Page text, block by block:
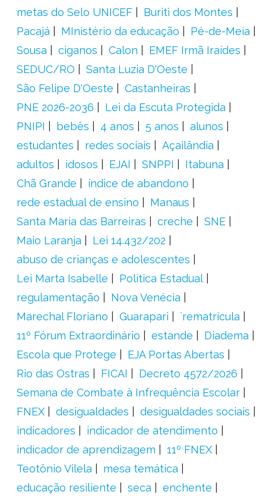
metas do Selo UNICEF
Buriti dos Montes
Pacajá
MInistério da educação
Pé-de-Meia
Sousa
ciganos Calon
EMEF Irmã Iraídes
SEDUC/RO
Santa Luzia D'Oeste
São Felipe D'Oeste
Castanheiras
PNE 2026-2036
Lei da Escuta Protegida
PNIPI
bebês 4 anos 5 anos
alunos
estudantes
redes sociais
Açailândia
adultos
idosos EJAI SNPPI
Itabuna
Chã Grande
índice de abandono
rede estadual de ensino
Manaus
Santa Maria das Barreiras
creche
SNE
Maio Laranja
Lei 14.432/202
abuso de crianças e adolescentes
Lei Marta Isabelle
Política Estadual
regulamentação
Nova Venécia
Marechal Floriano
Guarapari
´rematrícula
11º Fórum Extraordinário
estande
Diadema
Escola que Protege
EJA Portas Abertas
Rio das Ostras
FICAI
Decreto 4572/2026
Semana de Combate à Infrequência Escolar
FNEX
desigualdades
desigualdades sociais
indicadores
indicador de atendimento
indicador de aprendizagem
11º FNEX
Teotônio Vilela
mesa temática
educação resiliente
seca
enchente